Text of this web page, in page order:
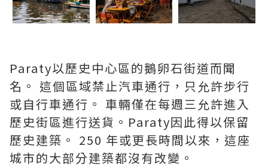
Paraty以歷史中心區的鵝卵石街道而聞
名。 這個區域禁止汽車通行，只允許步行
或自行車通行。 車輛僅在每週三允許進入
歷史街區進行送貨。Paraty因此得以保留
歷史建築。 250 年或更長時間以來，這座
城市的大部分建築都沒有改變。